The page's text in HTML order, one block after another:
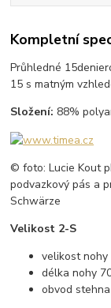
Kompletní
Průhledné
15 s matným
Složení: 88%
© foto: Lucie Kout
podvazkový pás a
Schwärze
Velikost 2-S
velikost nohy
délka nohy
obvod